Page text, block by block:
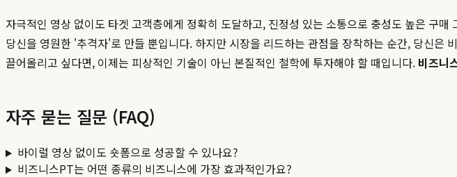
자극적인 영상 없이도 타겟 고객층에게 정확히 도달하고, 진정성 있는 소통으로 충성도 높은 구매
당신을 영원한 '추격자'로 만들 뿐입니다. 하지만 시장을 리드하는 관점을 장착하는 순간, 당신
끌어올리고 싶다면, 이제는 피상적인 기술이 아닌 본질적인 철학에 투자해야 할 때입니다. 비즈니
자주 묻는 질문 (FAQ)
바이럴 영상 없이도 숏폼으로 성공할 수 있나요?
비즈니스PT는 어떤 종류의 비즈니스에 가장 효과적인가요?